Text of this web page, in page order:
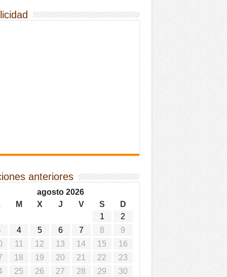
anteriores
agosto 2026
M X J V S
D
1
2
4 5 6 7 8
9
11 12 13 14 15
16
18 19 20 21 22
23
25 26 27 28 29
30